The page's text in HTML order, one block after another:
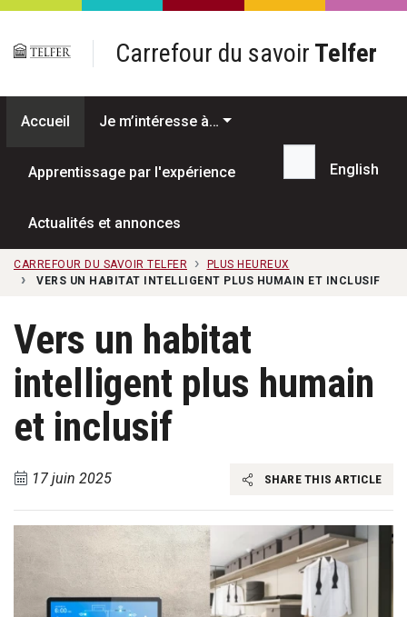
Passer au contenu principal
Carrefour du savoir Telfer
Accueil Je m’intéresse à…
Apprentissage par l'expérience
Actualités et annonces
Recherche...
English
CARREFOUR DU SAVOIR TELFER
PLUS HEUREUX
VERS UN HABITAT INTELLIGENT PLUS HUMAIN ET INCLUSIF
Vers un habitat
intelligent plus humain
et inclusif
17 juin 2025 SHARE THIS ARTICLE